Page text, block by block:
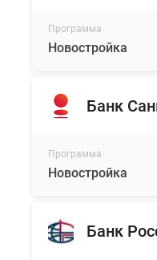
Программа
Новостройка
Банк
Программа
Новостройка
Банк